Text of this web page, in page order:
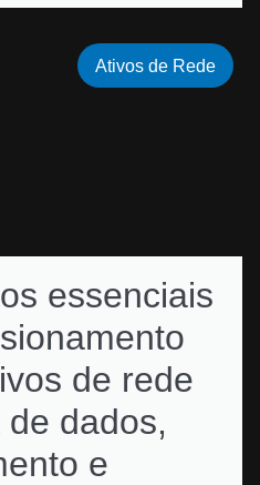
essenciais
de rede
dados,
e
Ativos de Rede